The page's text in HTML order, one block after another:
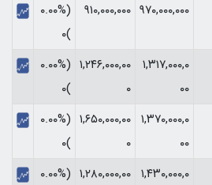
۹۷۰,۰۰۰,۰۰۰ ۹۱۰,۰۰۰,۰۰۰
(۰.۰۰%
)۰
۱,۳۱۷,۰۰۰,۰
۰۰
۱,۲۴۶,۰۰۰,۰۰
۰
(۰.۰۰%
)۰
۱,۳۷۰,۰۰۰,۰
۰۰
۱,۶۵۰,۰۰۰,۰۰
۰
(۰.۰۰%
)۰
۱,۴۳۰,۰۰۰,۰ ۱,۲۸۰,۰۰۰,۰۰
(۰.۰۰%